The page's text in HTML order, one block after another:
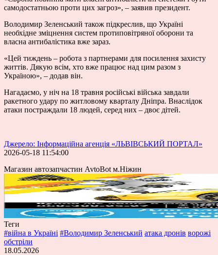
самодостатньою проти цих загроз», – заявив президент.
Володимир Зеленський також підкреслив, що Україні
необхідне зміцнення систем протиповітряної оборони та
власна антибалістика вже зараз.
«Цей тиждень – робота з партнерами для посилення захисту
життів. Дякую всім, хто вже працює над цим разом з
Україною», – додав він.
Нагадаємо, у ніч на 18 травня російські війська завдали
ракетного удару по житловому кварталу Дніпра. Внаслідок
атаки постраждали 18 людей, серед них – двоє дітей.
Джерело: Інформаційна агенція «ЛЬВІВСЬКИЙ ПОРТАЛ»
2026-05-18 11:54:00
Магазин автозапчастин AvtoBot м.Ніжин
Теги
#війна в Україні #Володимир Зеленський атака дронів ворожі
обстріли
18.05.2026